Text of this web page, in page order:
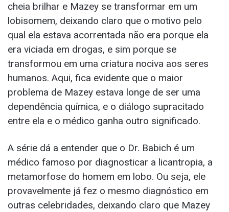
cheia brilhar e Mazey se transformar em um
lobisomem, deixando claro que o motivo pelo
qual ela estava acorrentada não era porque ela
era viciada em drogas, e sim porque se
transformou em uma criatura nociva aos seres
humanos. Aqui, fica evidente que o maior
problema de Mazey estava longe de ser uma
dependência química, e o diálogo supracitado
entre ela e o médico ganha outro significado.
A série dá a entender que o Dr. Babich é um
médico famoso por diagnosticar a licantropia, a
metamorfose do homem em lobo. Ou seja, ele
provavelmente já fez o mesmo diagnóstico em
outras celebridades, deixando claro que Mazey